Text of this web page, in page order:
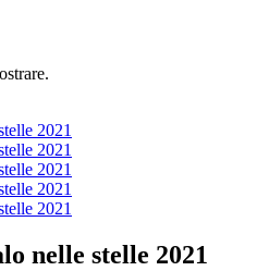
nelle stelle 2021